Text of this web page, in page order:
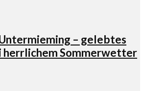
– gelebtes
herrlichem Sommerwetter